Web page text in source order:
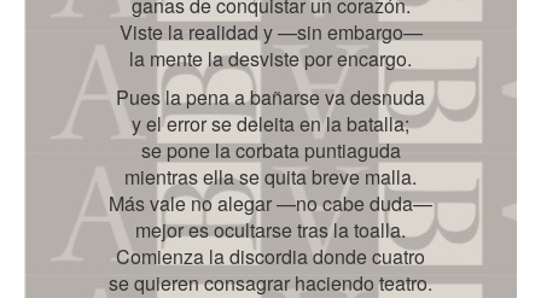
Viste la realidad y —sin embargo—
la mente la desviste por encargo.
Pues la pena a bañarse va desnuda
y el error se deleita en la batalla;
se pone la corbata puntiaguda
mientras ella se quita breve malla.
Más vale no alegar —no cabe duda—
mejor es ocultarse tras la toalla.
Comienza la discordia donde cuatro
se quieren consagrar haciendo teatro.